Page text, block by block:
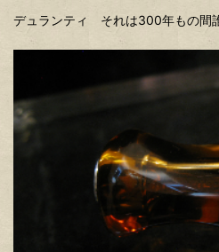
デュランティ それは300年もの間